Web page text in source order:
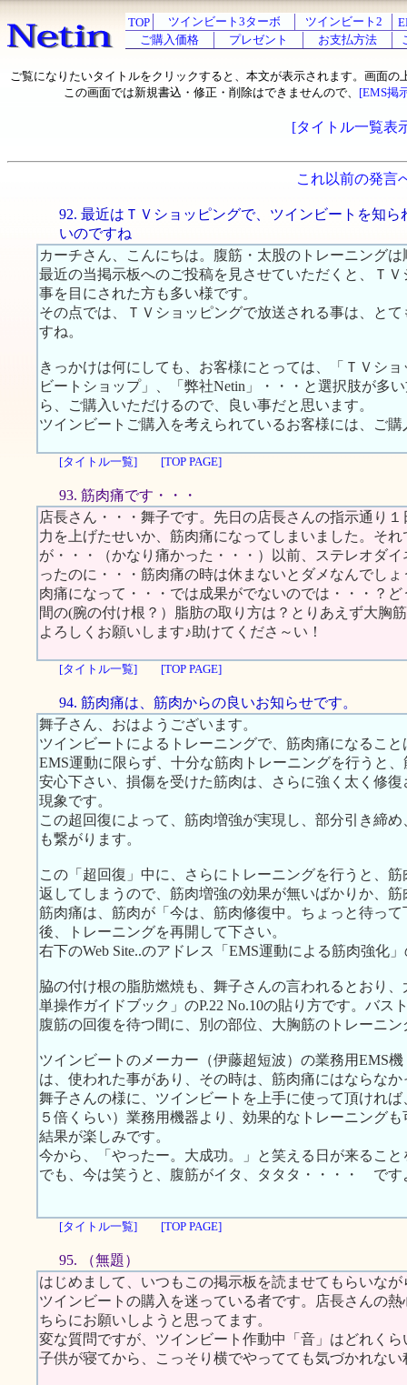
TOP ツインビート3ターボ ツインビート2
ご購入価格
プレゼント お支払方法
ご覧になりたいタイトルをクリックすると、本文が表示されます。画面の
この画面では新規書込・修正・削除はできませんので、 [EMS掲
[タイトル一覧表
これ以前の発言
92. 最近はＴＶショッピングで、ツインビートを知ら
いのですね
カーチさん、こんにちは。腹筋・太股のトレーニング
最近の当掲示板へのご投稿を見させていただくと、Ｔ
事を目にされた方も多い様です。
その点では、ＴＶショッピングで放送される事は、と
すね。
きっかけは何にしても、お客様にとっては、「ＴＶシ
ビートショップ」、「弊社Netin」・・・と選択肢が多
ら、ご購入いただけるので、良い事だと思います。
ツインビートご購入を考えられているお客様には、ご
[タイトル一覧] [TOP PAGE]
93. 筋肉痛です・・・
店長さん・・・舞子です。先日の店長さんの指示通り
力を上げたせいか、筋肉痛になってしまいました。そ
が・・・（かなり痛かった・・・）以前、ステレオダ
ったのに・・・筋肉痛の時は休まないとダメなんでし
肉痛になって・・・では成果がでないのでは・・・？
間の(腕の付け根？）脂肪の取り方は？とりあえず大胸
よろしくお願いします♪助けてくださ～い！
[タイトル一覧] [TOP PAGE]
94. 筋肉痛は、筋肉からの良いお知らせです。
舞子さん、おはようございます。
ツインビートによるトレーニングで、筋肉痛になるこ
EMS運動に限らず、十分な筋肉トレーニングを行うと
安心下さい、損傷を受けた筋肉は、さらに強く太く修
現象です。
この超回復によって、筋肉増強が実現し、部分引き締
も繋がります。
この「超回復」中に、さらにトレーニングを行うと、
返してしまうので、筋肉増強の効果が無いばかりか、
筋肉痛は、筋肉が「今は、筋肉修復中。ちょっと待っ
後、トレーニングを再開して下さい。
右下のWeb Site..のアドレス「EMS運動による筋肉強化
脇の付け根の脂肪燃焼も、舞子さんの言われるとおり
単操作ガイドブック」のP.22 No.10の貼り方です。バス
腹筋の回復を待つ間に、別の部位、大胸筋のトレーニ
ツインビートのメーカー（伊藤超短波）の業務用EMS
は、使われた事があり、その時は、筋肉痛にはならな
舞子さんの様に、ツインビートを上手に使って頂けれ
５倍くらい）業務用機器より、効果的なトレーニング
結果が楽しみです。
今から、「やったー。大成功。」と笑える日が来るこ
でも、今は笑うと、腹筋がイタ、タタタ・・・・ です
[タイトル一覧] [TOP PAGE]
95. （無題）
はじめまして、いつもこの掲示板を読ませてもらいなが
ツインビートの購入を迷っている者です。店長さんの
ちらにお願いしようと思ってます。
変な質問ですが、ツインビート作動中「音」はどれく
子供が寝てから、こっそり横でやってても気づかれな